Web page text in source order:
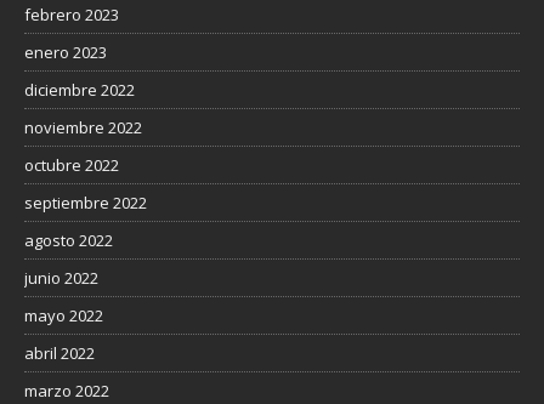
febrero 2023
enero 2023
diciembre 2022
noviembre 2022
octubre 2022
septiembre 2022
agosto 2022
junio 2022
mayo 2022
abril 2022
marzo 2022